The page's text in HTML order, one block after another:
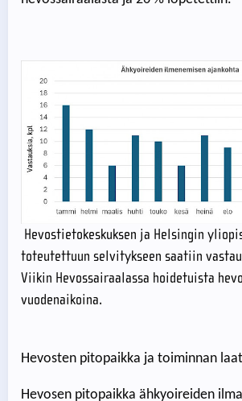
Hevostietokeskuksen ja Helsingin
toteutettuun selvitykseen saatiin
Viikin Hevossairaalassa hoidetuista
vuodenaikoina.
Hevosten pitopaikka ja toiminnan
Hevosen pitopaikka ähkyoireiden